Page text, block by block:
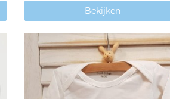
Bekijken